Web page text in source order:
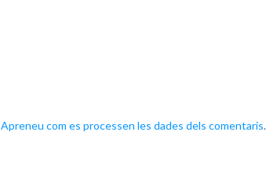
Apreneu com es processen les dades dels comentaris.